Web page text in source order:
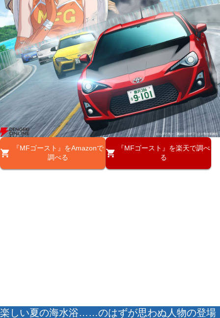
『MFゴースト』をAmazonで
調べる
『MFゴースト』を楽天で調べ
る
楽しい夏の海水浴……のはずが思わぬ人物の登場